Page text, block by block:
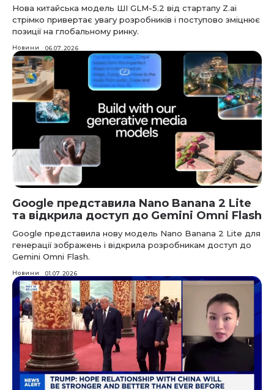
Нова китайська модель ШІ GLM-5.2 від стартапу Z.ai
стрімко привертає увагу розробників і поступово зміцнює
позиції на глобальному ринку.
Новини 06.07.2026
Google представила Nano Banana 2 Lite
та відкрила доступ до Gemini Omni Flash
Google представила нову модель Nano Banana 2 Lite для
генерації зображень і відкрила розробникам доступ до
Gemini Omni Flash.
Новини 01.07.2026